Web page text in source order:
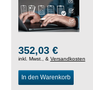
352,03 €
inkl. Mwst., & Versandkosten
In den Warenkorb